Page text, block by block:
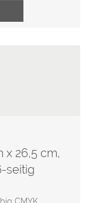
x 26,5 cm,
seitig